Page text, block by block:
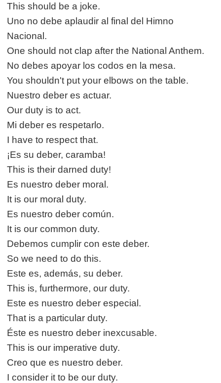
This should be a joke.
Uno no debe aplaudir al final del Himno
Nacional.
One should not clap after the National Anthem.
No debes apoyar los codos en la mesa.
You shouldn't put your elbows on the table.
Nuestro deber es actuar.
Our duty is to act.
Mi deber es respetarlo.
I have to respect that.
¡Es su deber, caramba!
This is their darned duty!
Es nuestro deber moral.
It is our moral duty.
Es nuestro deber común.
It is our common duty.
Debemos cumplir con este deber.
So we need to do this.
Este es, además, su deber.
This is, furthermore, our duty.
Este es nuestro deber especial.
That is a particular duty.
Éste es nuestro deber inexcusable.
This is our imperative duty.
Creo que es nuestro deber.
I consider it to be our duty.